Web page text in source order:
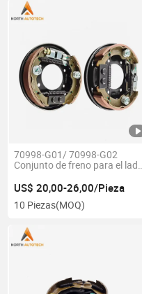
70998-G01/ 70998-G02
Conjunto de freno para el
pasajero para carritos de golf
Ezgo TXT Pds Medalist y
YAMAHA
US$ 20,00-26,00/Pieza
10 Piezas(MOQ)